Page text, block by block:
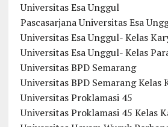
Universitas Esa Unggul
Pascasarjana Universitas Esa
Universitas Esa Unggul- Kelas
Universitas Esa Unggul- Kelas
Universitas BPD Semarang
Universitas BPD Semarang Kelas
Universitas Proklamasi 45
Universitas Proklamasi 45 Kelas